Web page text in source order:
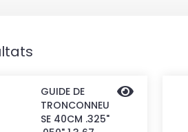
GUIDE DE
TRONCONNEU
SE 40CM .325"